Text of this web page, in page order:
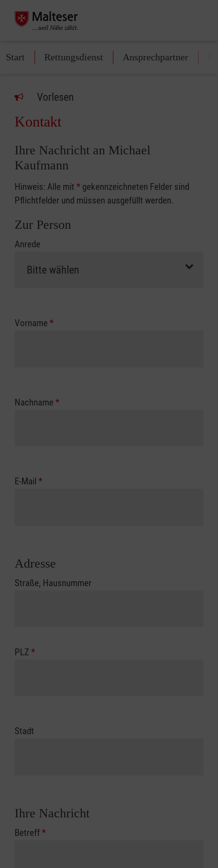
Start Rettungsdienst Ansprechpartner
Vorlesen
Kontakt
Ihre Nachricht an Michael
Kaufmann
Hinweis: Alle mit * gekennzeichneten Felder sind
Pflichtfelder und müssen ausgefüllt werden.
Zur Person
Anrede
Vorname *
Nachname *
E-Mail *
Adresse
Straße, Hausnummer
PLZ *
Stadt
Ihre Nachricht
Betreff*